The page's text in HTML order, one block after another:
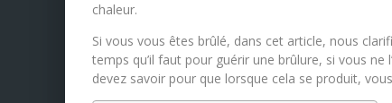
chaleur.
Si vous vous êtes brûlé, dans cet article, nous
temps qu’il faut pour guérir une brûlure, si vous
devez savoir pour que lorsque cela se produit,